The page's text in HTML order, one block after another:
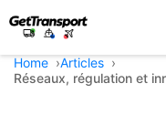
Home
Articles
Réseaux, régulation et